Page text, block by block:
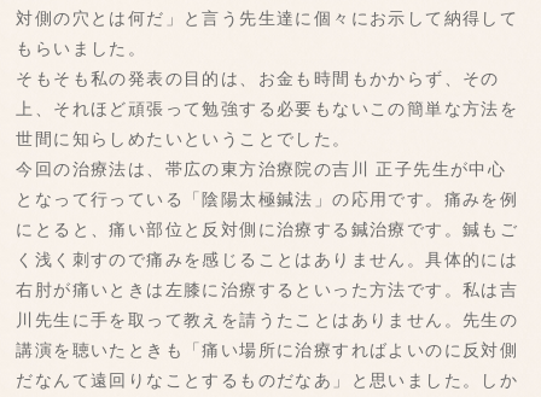
対側の穴とは何だ」と言う先生達に個々にお示して納得して
もらいました。
そもそも私の発表の目的は、お金も時間もかからず、その
上、それほど頑張って勉強する必要もないこの簡単な方法を
世間に知らしめたいということでした。
今回の治療法は、帯広の東方治療院の吉川 正子先生が中心
となって行っている「陰陽太極鍼法」の応用です。痛みを例
にとると、痛い部位と反対側に治療する鍼治療です。鍼もご
く浅く刺すので痛みを感じることはありません。具体的には
右肘が痛いときは左膝に治療するといった方法です。私は吉
川先生に手を取って教えを請うたことはありません。先生の
講演を聴いたときも「痛い場所に治療すればよいのに反対側
だなんて遠回りなことするものだなあ」と思いました。しか